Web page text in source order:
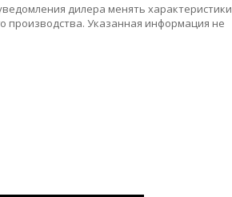
дилера менять характеристики,
производства. Указанная информация не